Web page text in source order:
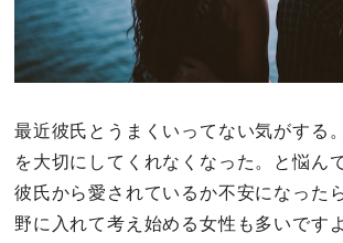
特集
ファッション・美容
グルメ
最近彼氏とうまくいってない気がする
を大切にしてくれなくなった。と悩ん
彼氏から愛されているか不安になった
野に入れて考え始める女性も多いです